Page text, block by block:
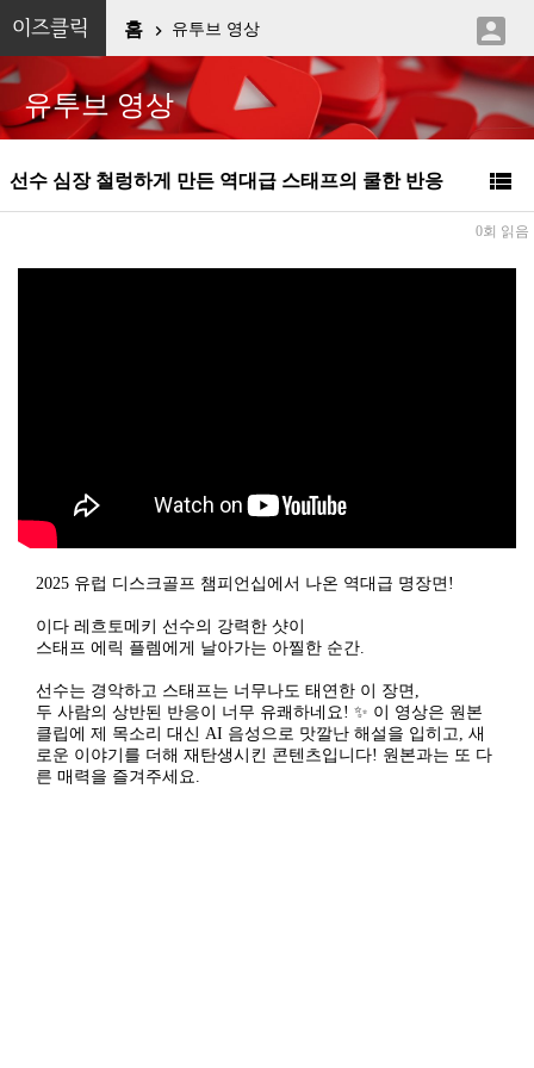
이즈클릭 홈  유투브 영상 
유투브 영상
선수 심장 철렁하게 만든 역대급 스태프의 쿨한 반응 
0회 읽음
2025 유럽 디스크골프 챔피언십에서 나온 역대급 명장면!
이다 레흐토메키 선수의 강력한 샷이
스태프 에릭 플렘에게 날아가는 아찔한 순간.
선수는 경악하고 스태프는 너무나도 태연한 이 장면,
두 사람의 상반된 반응이 너무 유쾌하네요! ✨ 이 영상은 원본
클립에 제 목소리 대신 AI 음성으로 맛깔난 해설을 입히고, 새
로운 이야기를 더해 재탄생시킨 콘텐츠입니다! 원본과는 또 다
른 매력을 즐겨주세요.